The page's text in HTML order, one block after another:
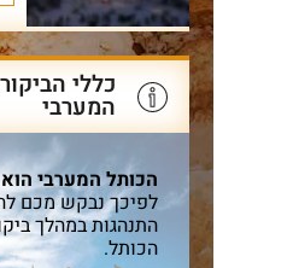
כללי
המערבי
הכותל המערבי
לפיכך נבקש מכם
התנהגות במהלך
הכותל.